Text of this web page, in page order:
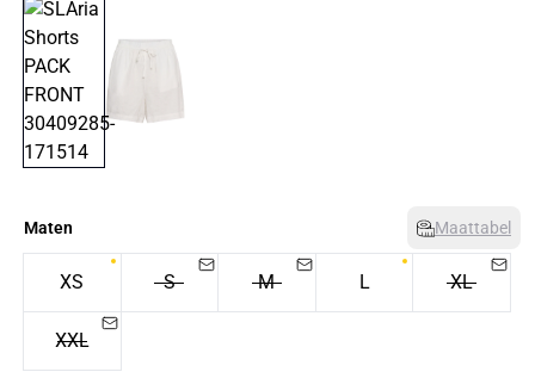
Maten Maattabel
XS S M L XL
XXL